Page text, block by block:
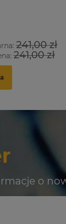
241,00 zł
241,00 zł
o